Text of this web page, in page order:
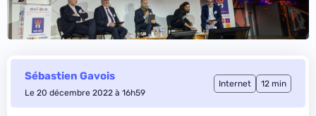
Sébastien Gavois
Le 20 décembre 2022 à 16h59
Internet 12 min